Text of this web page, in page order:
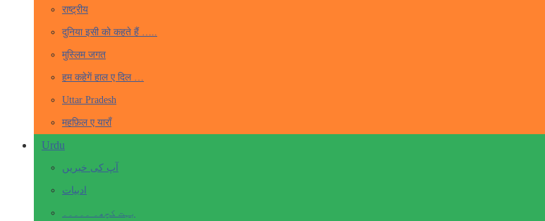
राष्ट्रीय
दुनिया इसी को कहते हैं …..
मुस्लिम जगत
हम कहेगें हाल ए दिल …
Uttar Pradesh
महफ़िल ए याराँ
Urdu
آپ کی خبریں
ادبیات
بہت کچھ۔ ۔۔۔۔۔